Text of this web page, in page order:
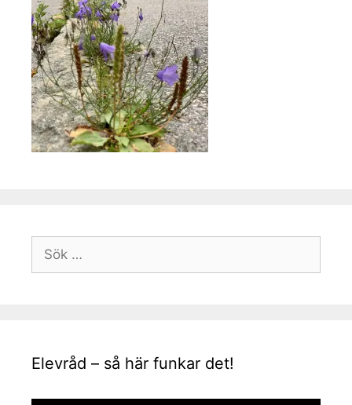
efter:
Elevråd – så här funkar det!